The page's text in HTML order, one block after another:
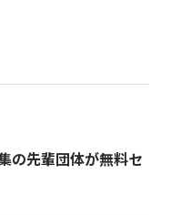
の先輩団体が無料セ